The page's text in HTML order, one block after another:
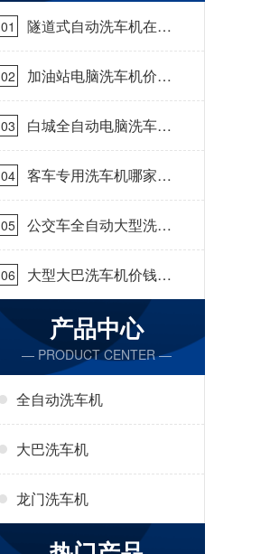
01
隧道式自动洗车机在哪
里购买[隆茂鑫晟]
02
加油站电脑洗车机价格
怎么样[隆茂鑫晟]
03
白城全自动电脑洗车
机-ADV防冻冬季正常
使用[隆茂鑫晟]
04
客车专用洗车机哪家的
好[隆茂鑫晟]
05
公交车全自动大型洗车
机什么价钱[隆茂鑫晟]
06
大型大巴洗车机价钱怎
么样[隆茂鑫晟]
产品中心
— PRODUCT CENTER —
全自动洗车机
大巴洗车机
龙门洗车机